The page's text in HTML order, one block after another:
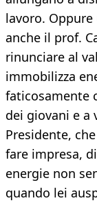
lavoro.
anche il prof.
rinunciare al
immobilizza
faticosamente
dei giovani e a
Presidente,
fare impresa,
energie non
quando lei